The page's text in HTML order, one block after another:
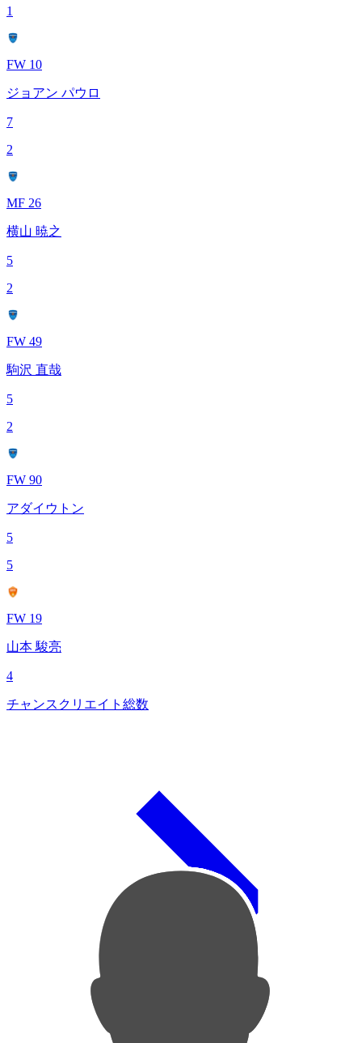
1
FW 10
ジョアン パウロ
7
2
MF 26
横山 暁之
5
2
FW 49
駒沢 直哉
5
2
FW 90
アダイウトン
5
5
FW 19
山本 駿亮
4
チャンスクリエイト総数